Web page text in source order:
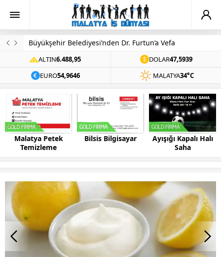
Büyükşehir Belediyesi’nden Dr. Furtun’a Vefa
ALTIN6.488,95 DOLAR47,5939
EURO54,9646 MALATYA34°C
Malatya Petek
Temizleme
Bilsis Bilgisayar
Ayışığı Kapalı Halı
Saha